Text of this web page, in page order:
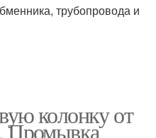
трубопровода и
колонку от
Промывка